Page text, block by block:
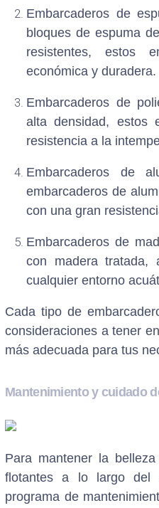
Embarcaderos de
bloques de espuma
resistentes, estos
económica y duradera.
Embarcaderos de
alta densidad, estos
resistencia a la
Embarcaderos de
embarcaderos de
con una gran
Embarcaderos de
con madera tratada,
cualquier entorno
Cada tipo de
consideraciones a tener
más adecuada para tus
Mantenimiento y cuidado
Para mantener la
flotantes a lo largo del
programa de